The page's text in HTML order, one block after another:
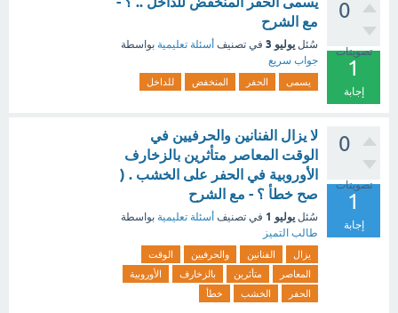
0
تصويتات
1
إجابة
مع الشرح
سُئل يوليو 3 في تصنيف أسئلة تعليمية بواسطة
جواب سريع
يسمى الحفر المنخفض للداخل
0
تصويتات
1
إجابة
لا يزال الفنانين والحرفيين في
الوقت المعاصر متأثرين بالزخارف
الأوروبية في الحفر على الخشب . (
صح خطأ ؟ - مع الشرح
سُئل يوليو 1 في تصنيف أسئلة تعليمية بواسطة
طالب التميز
يزال الفنانين والحرفيين
الوقت
المعاصر
متأثرين بالزخارف
الأوروبية
الحفر
الخشب خطأ